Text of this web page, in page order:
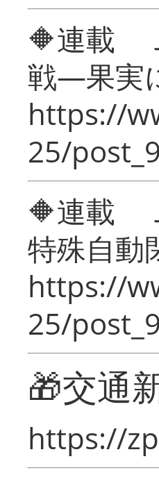
🔶連載
戦―果実
https://
25/
🔶連載
特殊自動
https://
25/
🎁交通
https://